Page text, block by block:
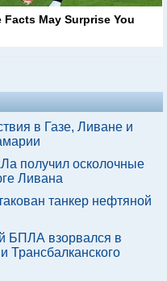
Facts May Surprise You
в Газе, Ливане и
получил осколочные
Ливана
танкер нефтяной
БПЛА взорвался в
Трансбалканского